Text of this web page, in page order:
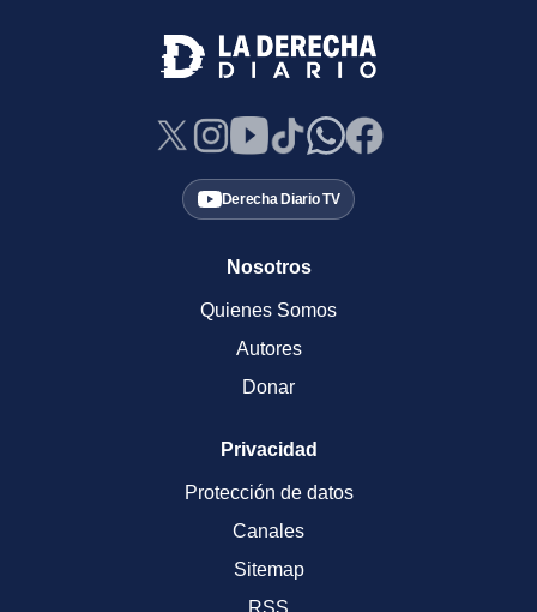
Derecha Diario TV
Nosotros
Quienes Somos
Autores
Donar
Privacidad
Protección de datos
Canales
Sitemap